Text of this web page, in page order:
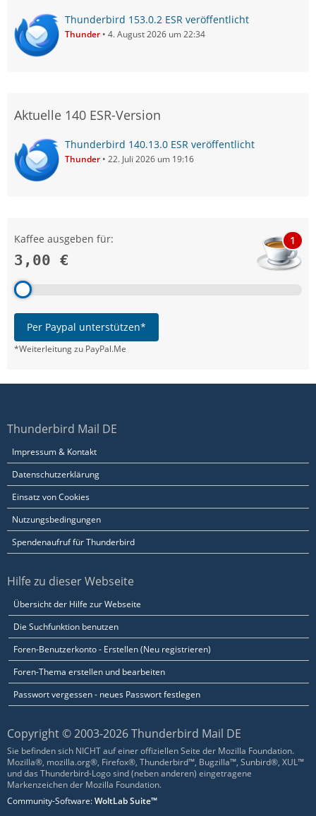
Thunderbird 153.0.2 ESR veröffentlicht
Thunder 4. August 2026 um 22:34
Aktuelle 140 ESR-Version
Thunderbird 140.13.0 ESR veröffentlicht
Thunder 22. Juli 2026 um 19:16
Kaffee ausgeben für:
3,00 €
1
Per Paypal unterstützen*
*Weiterleitung zu PayPal.Me
Thunderbird Mail DE
Impressum & Kontakt
Datenschutzerklärung
Einsatz von Cookies
Nutzungsbedingungen
Spendenaufruf für Thunderbird
Hilfe zu dieser Webseite
Übersicht der Hilfe zur Webseite
Die Suchfunktion benutzen
Foren-Benutzerkonto - Erstellen (Neu registrieren)
Foren-Thema erstellen und bearbeiten
Passwort vergessen - neues Passwort festlegen
Copyright © 2003-2026 Thunderbird Mail DE
Sie befinden sich NICHT auf einer offiziellen Seite der Mozilla Foundation.
Mozilla®, mozilla.org®, Firefox®, Thunderbird™, Bugzilla™, Sunbird®, XUL™
und das Thunderbird-Logo sind (neben anderen) eingetragene
Markenzeichen der Mozilla Foundation.
Community-Software:WoltLab Suite™